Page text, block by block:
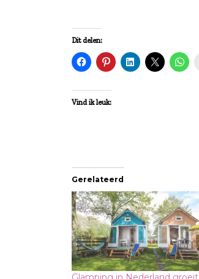
Dit delen:
Vind ik leuk:
Gerelateerd